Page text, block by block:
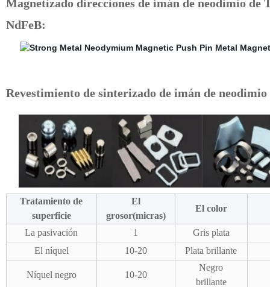
Magnetizado direcciones de imán de neodimio
NdFeB:
Revestimiento de sinterizado de imán de
Tratamiento de
superficie
El
grosor(micras)
El color
La pasivación 1
Gris plata
El níquel
10-20 Plata brillante
Níquel negro 10-20
Negro
brillante